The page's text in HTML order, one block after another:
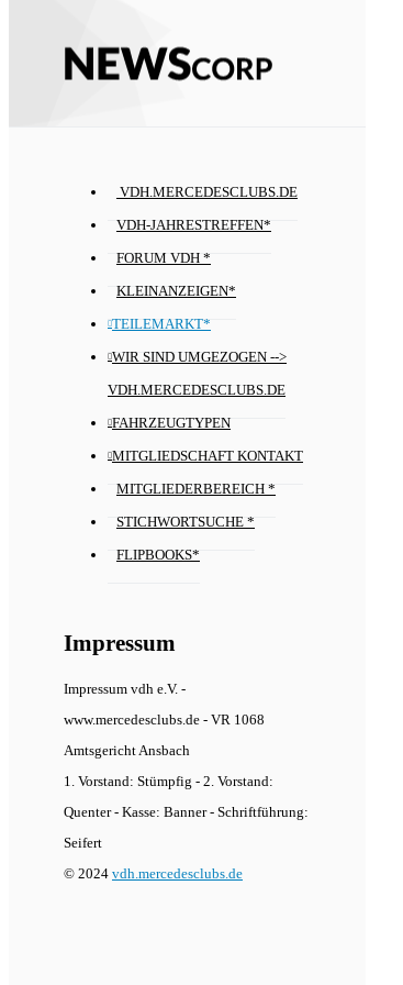
VDH.MERCEDESCLUBS.DE
VDH-JAHRESTREFFEN*
FORUM VDH *
KLEINANZEIGEN*
TEILEMARKT*
WIR SIND UMGEZOGEN -->
VDH.MERCEDESCLUBS.DE
FAHRZEUGTYPEN
MITGLIEDSCHAFT KONTAKT
MITGLIEDERBEREICH *
STICHWORTSUCHE *
FLIPBOOKS*
Impressum
Impressum vdh e.V. -
www.mercedesclubs.de - VR 1068
Amtsgericht Ansbach
1. Vorstand: Stümpfig - 2. Vorstand:
Quenter - Kasse: Banner - Schriftführung:
Seifert
© 2024 vdh.mercedesclubs.de